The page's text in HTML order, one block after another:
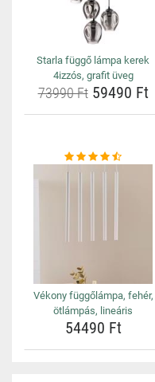
Starla függő lámpa kerek
4izzós, grafit üveg
73990 Ft59490 Ft
Vékony függőlámpa, fehér,
ötlámpás, lineáris
54490 Ft